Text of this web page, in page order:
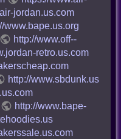
jordan.us.com
www.bape.us.org
http://www.off--
retro.us.com
http://www.sbdunk.us
http://www.bape-